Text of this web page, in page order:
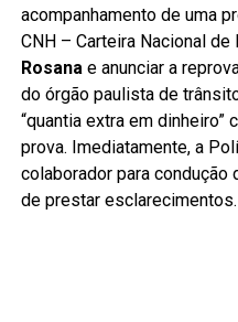
acompanhamento de uma
CNH – Carteira Nacional de
Rosana e anunciar a
do órgão paulista de
“quantia extra em
prova. Imediatamente, a
colaborador para condução
de prestar esclarecimentos.